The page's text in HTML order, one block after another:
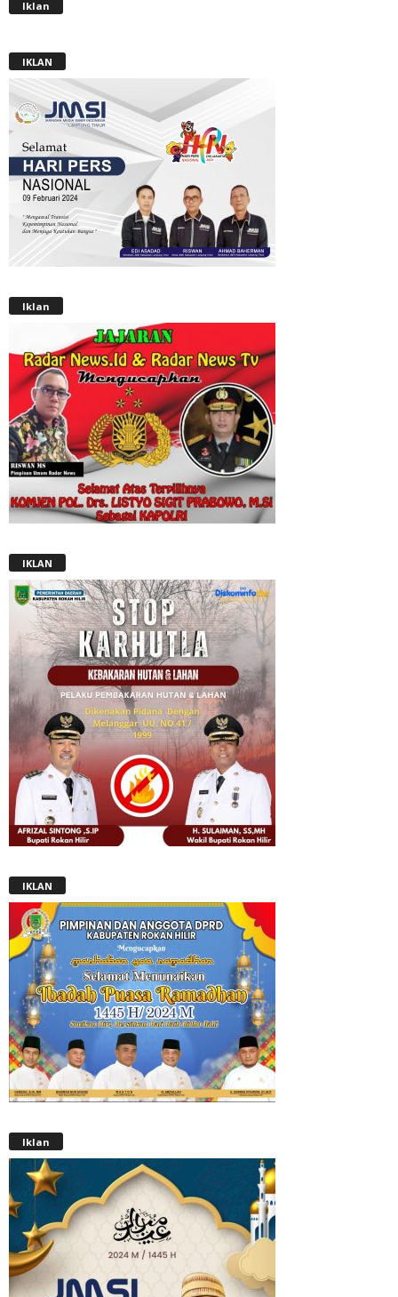
Iklan
IKLAN
Iklan
IKLAN
IKLAN
Iklan